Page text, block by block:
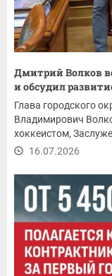
Дмитрий Волков
и обсудил
Глава городского
Владимирович
хоккеистом,
16.07.2026